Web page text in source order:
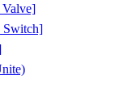
Switch]